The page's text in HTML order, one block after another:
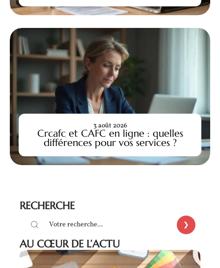
Crcafc et CAFC en ligne : quelles
différences pour vos services ?
3 août 2026
RECHERCHE
AU CŒUR DE L’ACTU